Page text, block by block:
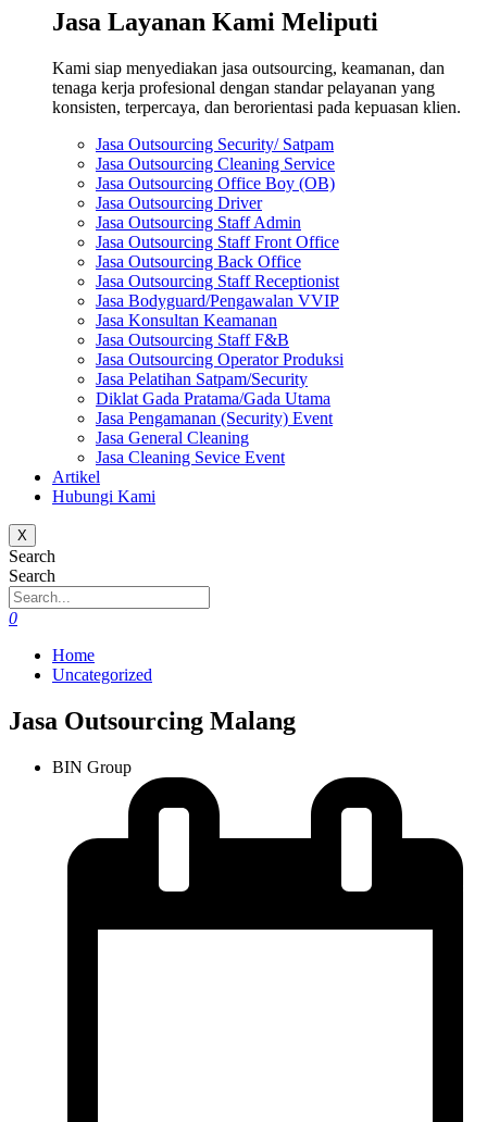
Jasa Layanan Kami Meliputi
Kami siap menyediakan jasa outsourcing, keamanan, dan
tenaga kerja profesional dengan standar pelayanan yang
konsisten, terpercaya, dan berorientasi pada kepuasan klien.
Jasa Outsourcing Security/ Satpam
Jasa Outsourcing Cleaning Service
Jasa Outsourcing Office Boy (OB)
Jasa Outsourcing Driver
Jasa Outsourcing Staff Admin
Jasa Outsourcing Staff Front Office
Jasa Outsourcing Back Office
Jasa Outsourcing Staff Receptionist
Jasa Bodyguard/Pengawalan VVIP
Jasa Konsultan Keamanan
Jasa Outsourcing Staff F&B
Jasa Outsourcing Operator Produksi
Jasa Pelatihan Satpam/Security
Diklat Gada Pratama/Gada Utama
Jasa Pengamanan (Security) Event
Jasa General Cleaning
Jasa Cleaning Sevice Event
Artikel
Hubungi Kami
X
Search
Search
0
Home
Uncategorized
Jasa Outsourcing Malang
BIN Group